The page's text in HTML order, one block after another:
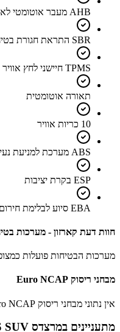
AHB מעבר אוטומטי לאורות גבוהים
SBR התראת חגורת בטיחות
TPMS חיישני לחץ אוויר
תאורה אוטומטית
10 כריות אוויר
ABS מערכת למניעת נעילת גלגלים
ESP בקרת יציבות
EBA סיוע לבלימת חירום
חוות דעת קארזון - מערכות
מערכות הבטיחות פועלות
מבחני ריסוק Euro NCAP
אין נתוני מבחני ריסוק Euro NCAP לדגם זה
מתעניינים במרצדס EQS SUV